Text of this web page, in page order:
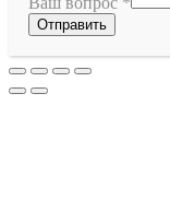
Отправить